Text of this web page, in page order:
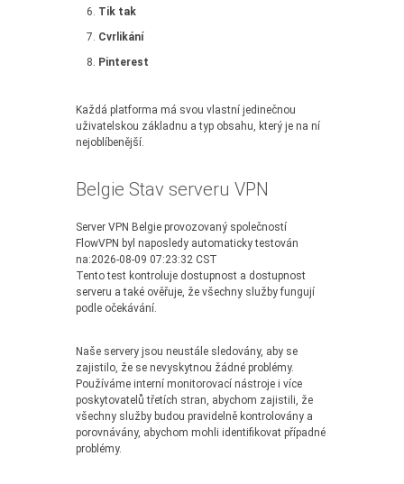
Tik tak
Cvrlikání
Pinterest
Každá platforma má svou vlastní jedinečnou
uživatelskou základnu a typ obsahu, který je na ní
nejoblíbenější.
Belgie Stav serveru VPN
Server VPN Belgie provozovaný společností
FlowVPN byl naposledy automaticky testován
na:2026-08-09 07:23:32 CST
Tento test kontroluje dostupnost a dostupnost
serveru a také ověřuje, že všechny služby fungují
podle očekávání.
Naše servery jsou neustále sledovány, aby se
zajistilo, že se nevyskytnou žádné problémy.
Používáme interní monitorovací nástroje i více
poskytovatelů třetích stran, abychom zajistili, že
všechny služby budou pravidelně kontrolovány a
porovnávány, abychom mohli identifikovat případné
problémy.